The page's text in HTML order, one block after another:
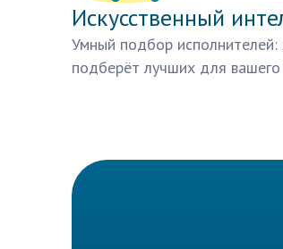
Искусственный
Умный подбор исполнителей:
подберёт лучших для вашего